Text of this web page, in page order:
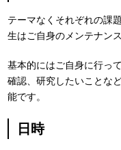
テーマなくそれぞれの課
生はご自身のメンテナン
基本的にはご自身に行っ
確認、研究したいことな
能です。
日時